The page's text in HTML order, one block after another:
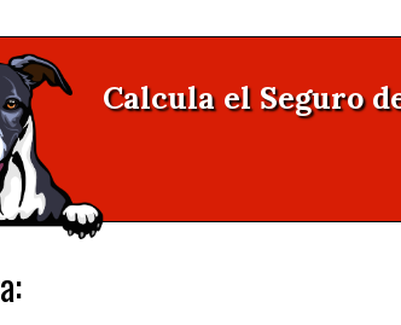
Calcula el Seguro